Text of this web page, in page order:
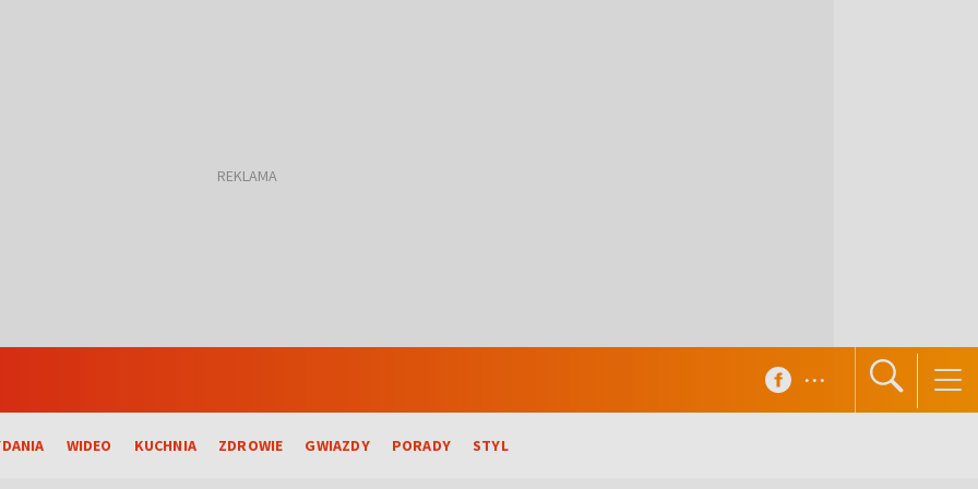
WIDEO KUCHNIA ZDROWIE GWIAZDY PORADY STYL
...